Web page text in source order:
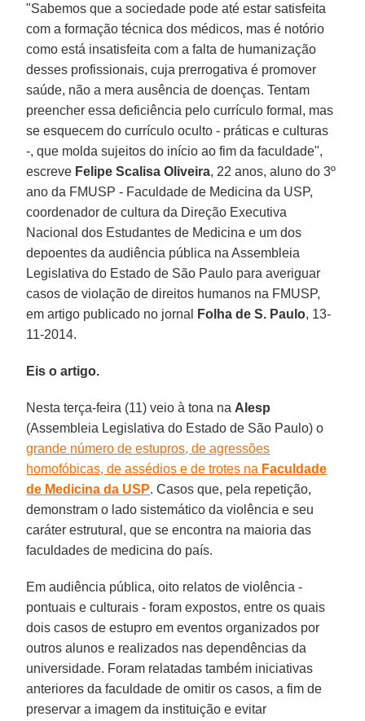
"Sabemos que a sociedade pode até estar satisfeita
com a formação técnica dos médicos, mas é notório
como está insatisfeita com a falta de humanização
desses profissionais, cuja prerrogativa é promover
saúde, não a mera ausência de doenças. Tentam
preencher essa deficiência pelo currículo formal, mas
se esquecem do currículo oculto - práticas e culturas
-, que molda sujeitos do início ao fim da faculdade",
escreve Felipe Scalisa Oliveira, 22 anos, aluno do 3º
ano da FMUSP - Faculdade de Medicina da USP,
coordenador de cultura da Direção Executiva
Nacional dos Estudantes de Medicina e um dos
depoentes da audiência pública na Assembleia
Legislativa do Estado de São Paulo para averiguar
casos de violação de direitos humanos na FMUSP,
em artigo publicado no jornal
Folha de S. Paulo, 13-
11-2014.
Eis o artigo.
Nesta terça-feira (11) veio à tona na Alesp
(Assembleia Legislativa do Estado de São Paulo) o
grande número de estupros, de agressões
homofóbicas, de assédios e de trotes na Faculdade
de Medicina da USP. Casos que, pela repetição,
demonstram o lado sistemático da violência e seu
caráter estrutural, que se encontra na maioria das
faculdades de medicina do país.
Em audiência pública, oito relatos de violência -
pontuais e culturais - foram expostos, entre os quais
dois casos de estupro em eventos organizados por
outros alunos e realizados nas dependências da
universidade. Foram relatadas também iniciativas
anteriores da faculdade de omitir os casos, a fim de
preservar a imagem da instituição e evitar